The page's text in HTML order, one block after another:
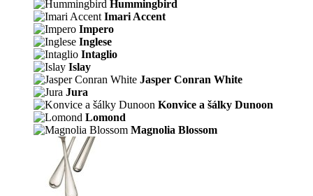
Hummingbird
Imari Accent
Impero
Inglese
Intaglio
Islay
Jasper Conran White
Jura
Konvice a šálky Dunoon
Lomond
Magnolia Blossom